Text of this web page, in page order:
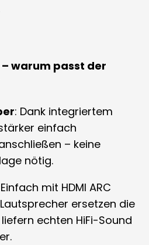
warum passt der
: Dank integriertem
einfach
– keine
nötig.
mit HDMI ARC
ersetzen die
echten HiFi-Sound